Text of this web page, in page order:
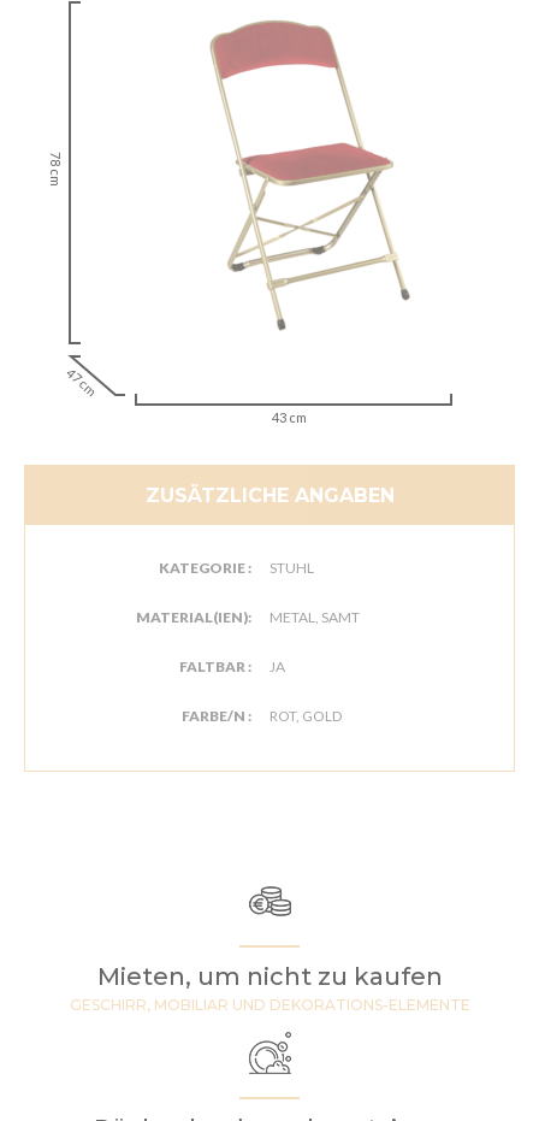
78 cm
47 cm
43 cm
ZUSÄTZLICHE ANGABEN
KATEGORIE : STUHL
MATERIAL(IEN): METAL, SAMT
FALTBAR : JA
FARBE/N : ROT, GOLD
Mieten, um nicht zu kaufen
GESCHIRR, MOBILIAR UND DEKORATIONS-ELEMENTE